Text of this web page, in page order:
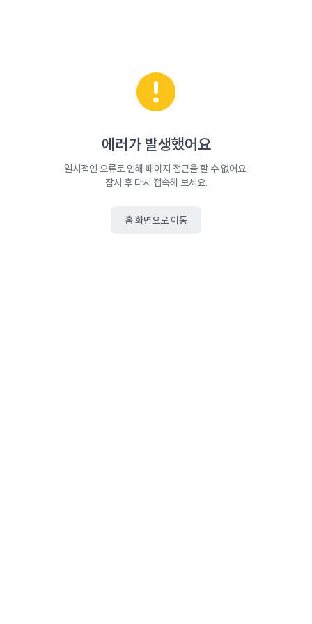
에러가 발생했어요
일시적인 오류로 인해 페이지 접근을 할 수 없어요.
잠시 후 다시 접속해 보세요.
홈 화면으로 이동